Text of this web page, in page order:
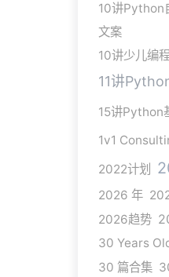
10讲Python
文案
10讲少儿编
11讲
15讲Python
1v1
2022计划
2026 年
2026趋势
30 Years
30 篇合集